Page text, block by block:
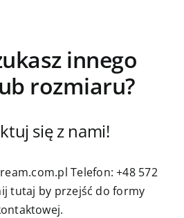
innego
rozmiaru?
się z nami!
Telefon: +48 572
tutaj by przejść do formy